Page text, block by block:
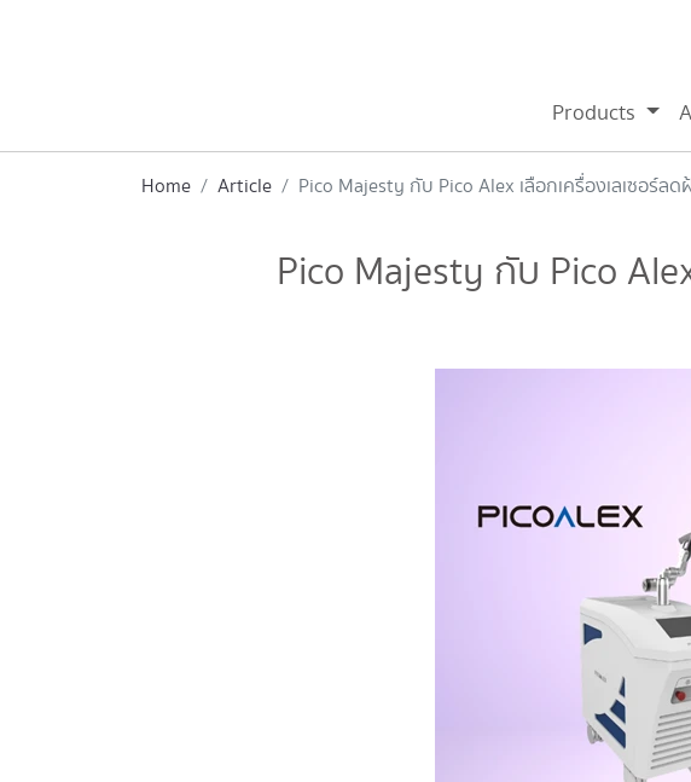
Products
Home Article Pico Majesty กับ Pico Alex เลือกเครื่องเลเซอร์ล
Pico Majesty กับ Pico